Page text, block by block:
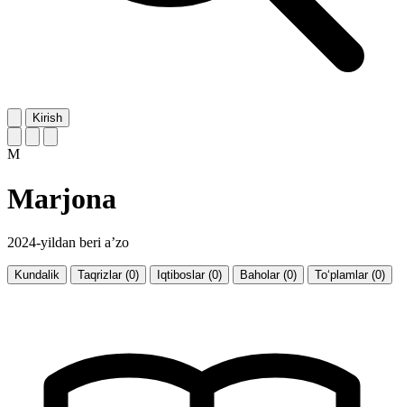
Kirish
M
Marjona
2024-yildan beri a’zo
Kundalik Taqrizlar (0) Iqtiboslar (0) Baholar (0) To‘plamlar (0)